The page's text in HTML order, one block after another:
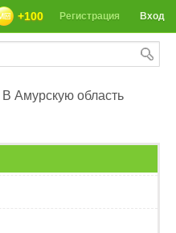
Вход
Регистрация
+100
В Амурскую область